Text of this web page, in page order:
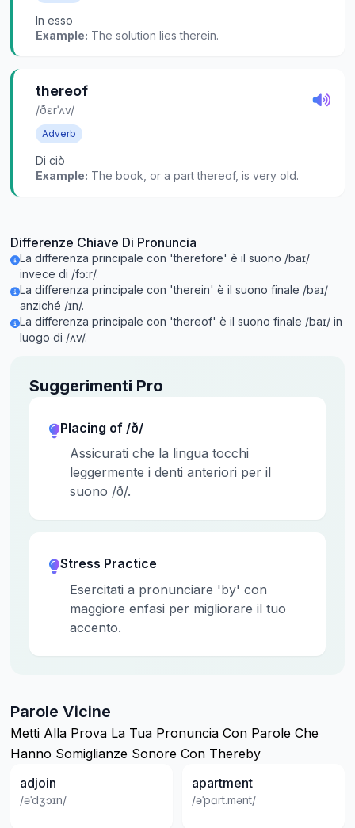
In esso
Example: The solution lies therein.
thereof
/ðɛrˈʌv/
Adverb
Di ciò
Example: The book, or a part thereof, is very old.
Differenze Chiave Di Pronuncia
La differenza principale con 'therefore' è il suono /baɪ/
invece di /fɔːr/.
La differenza principale con 'therein' è il suono finale /baɪ/
anziché /ɪn/.
La differenza principale con 'thereof' è il suono finale /baɪ/ in
luogo di /ʌv/.
Suggerimenti Pro
Placing of /ð/
Assicurati che la lingua tocchi
leggermente i denti anteriori per il
suono /ð/.
Stress Practice
Esercitati a pronunciare 'by' con
maggiore enfasi per migliorare il tuo
accento.
Parole Vicine
Metti Alla Prova La Tua Pronuncia Con Parole Che
Hanno Somiglianze Sonore Con Thereby
adjoin
/əˈdʒɔɪn/
apartment
/əˈpɑrt.mənt/